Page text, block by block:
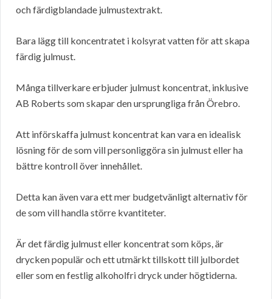
och färdigblandade julmustextrakt.
Bara lägg till koncentratet i kolsyrat vatten för att skapa
färdig julmust.
Många tillverkare erbjuder julmust koncentrat, inklusive
AB Roberts som skapar den ursprungliga från Örebro.
Att införskaffa julmust koncentrat kan vara en idealisk
lösning för de som vill personliggöra sin julmust eller ha
bättre kontroll över innehållet.
Detta kan även vara ett mer budgetvänligt alternativ för
de som vill handla större kvantiteter.
Är det färdig julmust eller koncentrat som köps, är
drycken populär och ett utmärkt tillskott till julbordet
eller som en festlig alkoholfri dryck under högtiderna.